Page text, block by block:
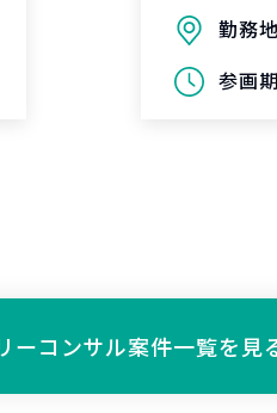
勤務
参画
ーコンサル案件一覧を見